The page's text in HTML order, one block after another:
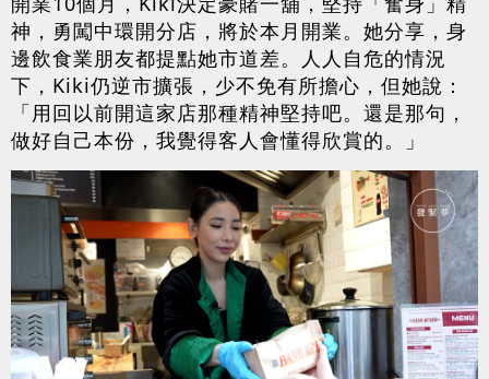
神，勇闖中環開分店，將於本月開業。她分享，身
邊飲食業朋友都提點她市道差。人人自危的情況
下，Kiki仍逆市擴張，少不免有所擔心，但她說：
「用回以前開這家店那種精神堅持吧。還是那句，
做好自己本份，我覺得客人會懂得欣賞的。」